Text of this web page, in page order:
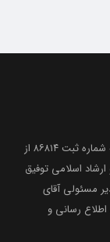
با اخذ مجوز رسمی به شماره ثبت ۸۶۸۱۴ از
اسلامی توفیق
و مدیر مسئولی آقای
رسانی و